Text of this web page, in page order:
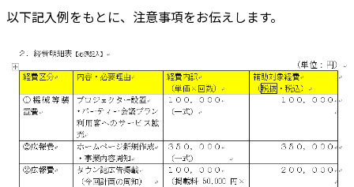
以下記入例をもとに、注意事項をお伝えします。